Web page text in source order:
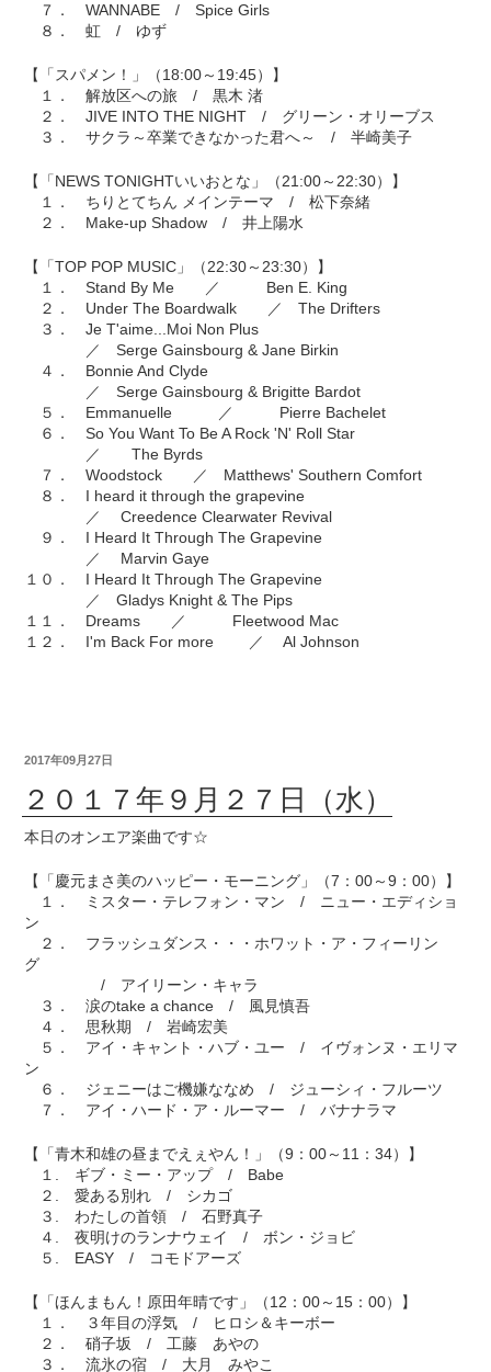
７． WANNABE / Spice Girls
８． 虹 / ゆず
【「スパメン！」（18:00～19:45）】
１． 解放区への旅 / 黒木 渚
２． JIVE INTO THE NIGHT / グリーン・オリーブス
３． サクラ～卒業できなかった君へ～ / 半崎美子
【「NEWS TONIGHTいいおとな」（21:00～22:30）】
１． ちりとてちん メインテーマ / 松下奈緒
２． Make-up Shadow / 井上陽水
【「TOP POP MUSIC」（22:30～23:30）】
１． Stand By Me ／ Ben E. King
２． Under The Boardwalk ／ The Drifters
３． Je T'aime...Moi Non Plus
／ Serge Gainsbourg & Jane Birkin
４． Bonnie And Clyde
／ Serge Gainsbourg & Brigitte Bardot
５． Emmanuelle ／ Pierre Bachelet
６． So You Want To Be A Rock 'N' Roll Star
／ The Byrds
７． Woodstock ／ Matthews' Southern Comfort
８． I heard it through the grapevine
／ Creedence Clearwater Revival
９． I Heard It Through The Grapevine
／ Marvin Gaye
１０． I Heard It Through The Grapevine
／ Gladys Knight & The Pips
１１． Dreams ／ Fleetwood Mac
１２． I'm Back For more ／ Al Johnson
2017年09月27日
２０１７年９月２７日（水）
本日のオンエア楽曲です☆
【「慶元まさ美のハッピー・モーニング」（7：00～9：00）】
１． ミスター・テレフォン・マン / ニュー・エディショ
ン
２． フラッシュダンス・・・ホワット・ア・フィーリン
グ
/ アイリーン・キャラ
３． 涙のtake a chance / 風見慎吾
４． 思秋期 / 岩崎宏美
５． アイ・キャント・ハブ・ユー / イヴォンヌ・エリマ
ン
６． ジェニーはご機嫌ななめ / ジューシィ・フルーツ
７． アイ・ハード・ア・ルーマー / バナナラマ
【「青木和雄の昼までえぇやん！」（9：00～11：34）】
１. ギブ・ミー・アップ / Babe
２. 愛ある別れ / シカゴ
３. わたしの首領 / 石野真子
４. 夜明けのランナウェイ / ボン・ジョビ
５. EASY / コモドアーズ
【「ほんまもん！原田年晴です」（12：00～15：00）】
１． ３年目の浮気 / ヒロシ＆キーボー
２． 硝子坂 / 工藤 あやの
３． 流氷の宿 / 大月 みやこ